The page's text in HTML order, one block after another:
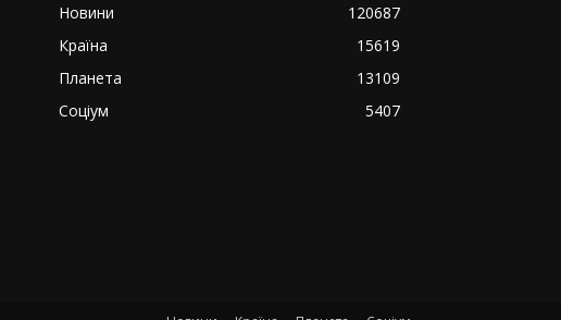
Новини
120687
Країна
15619
Планета
13109
Соціум
5407